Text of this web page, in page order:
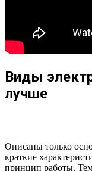
Виды
лучше
Описаны только
краткие
принцип работы.